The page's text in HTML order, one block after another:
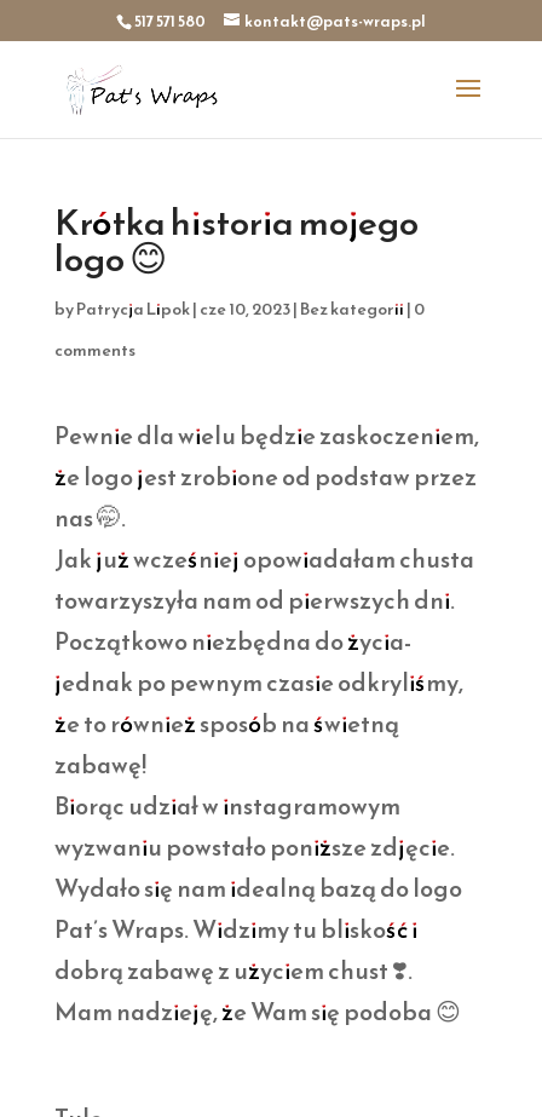
517 571 580 kontakt@pats-wraps.pl
Krótka historia mojego
logo 😊
byPatrycja Lipok|cze 10, 2023|Bez kategorii|0
comments
Pewnie dla wielu będzie zaskoczeniem,
że logo jest zrobione od podstaw przez
nas 🤭.
Jak już wcześniej opowiadałam chusta
towarzyszyła nam od pierwszych dni.
Początkowo niezbędna do życia-
jednak po pewnym czasie odkryliśmy,
że to również sposób na świetną
zabawę!
Biorąc udział w instagramowym
wyzwaniu powstało poniższe zdjęcie.
Wydało się nam idealną bazą do logo
Pat’s Wraps. Widzimy tu bliskość i
dobrą zabawę z użyciem chust ❣️.
Mam nadzieję, że Wam się podoba 😊